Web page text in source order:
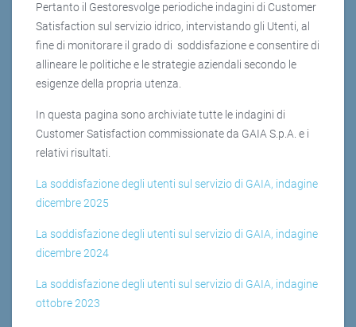
Pertanto il Gestoresvolge periodiche indagini di Customer
Satisfaction sul servizio idrico, intervistando gli Utenti, al
fine di monitorare il grado di soddisfazione e consentire di
allineare le politiche e le strategie aziendali secondo le
esigenze della propria utenza.
In questa pagina sono archiviate tutte le indagini di
Customer Satisfaction commissionate da GAIA S.p.A. e i
relativi risultati.
La soddisfazione degli utenti sul servizio di GAIA, indagine
dicembre 2025
La soddisfazione degli utenti sul servizio di GAIA, indagine
dicembre 2024
La soddisfazione degli utenti sul servizio di GAIA, indagine
ottobre 2023